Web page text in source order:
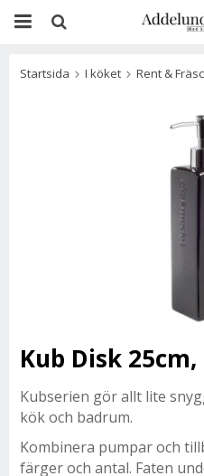
Startsida I köket Rent &
Kub Disk
Kubserien gör allt lite
kök och badrum.
Kombinera pumpar och
färger och antal. Faten